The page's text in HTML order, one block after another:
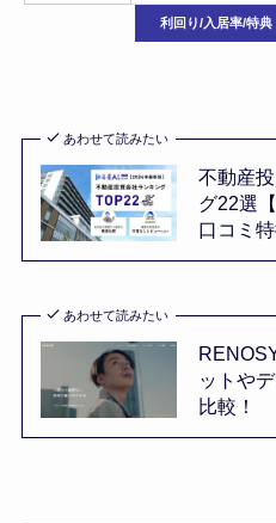
利回り/入居率/特典
あわせて読みたい
不動産
グ22選
口コミ
あわせて読みたい
ットや
比較！